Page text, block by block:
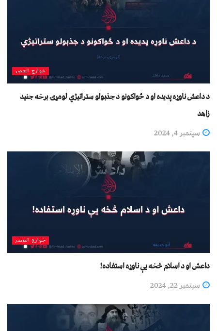
خوارج العصر
د داعش ناوړه پديده او د ځواکونو د جذبولو ستراتیژي لومړۍ برخه جنید
زاهد
سپتمبر 4, 2024
خوارج العصر
داعش او د اسلام څخه یې ناوړه استفاده!
سپتمبر 22, 2024